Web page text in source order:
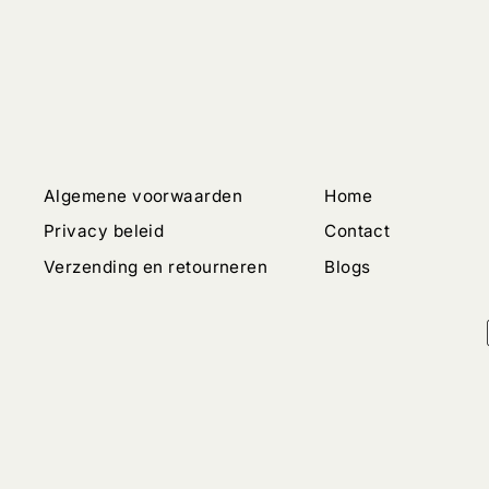
Algemene voorwaarden
Privacy beleid
Verzending en retourneren
Home
Contact
Blogs